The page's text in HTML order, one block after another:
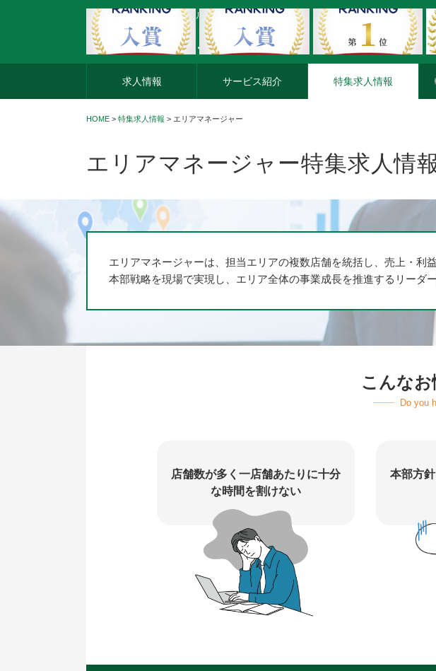
外資系企業の転職・キャリア転職ならアージスジャパン
求人情報 サービス紹介 特集求人情報
HOME > 特集求人情報 > エリアマネージャー
エリアマネージャー特集求人情
エリアマネージャーは、担当エリアの複数店舗を統括し、売上・利
本部戦略を現場で実現し、エリア全体の事業成長を推進するリーダ
こんな
Do you
店舗数が多く一店舗あたりに十分
な時間を割けない
本部方